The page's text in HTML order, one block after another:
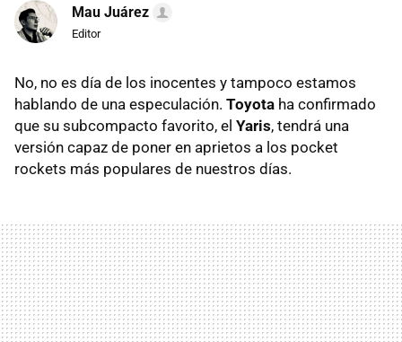
Mau Juárez
Editor
No, no es día de los inocentes y tampoco estamos
hablando de una especulación. Toyota ha confirmado
que su subcompacto favorito, el Yaris, tendrá una
versión capaz de poner en aprietos a los pocket
rockets más populares de nuestros días.